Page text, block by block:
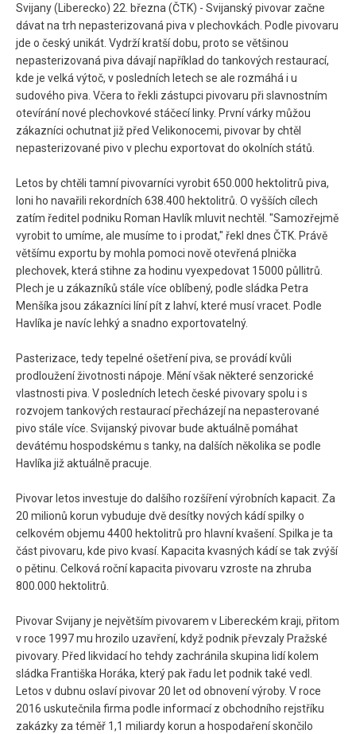
Svijany (Liberecko) 22. března (ČTK) - Svijanský pivovar začne
dávat na trh nepasterizovaná piva v plechovkách. Podle pivovaru
jde o český unikát. Vydrží kratší dobu, proto se většinou
nepasterizovaná piva dávají například do tankových restaurací,
kde je velká výtoč, v posledních letech se ale rozmáhá i u
sudového piva. Včera to řekli zástupci pivovaru při slavnostním
otevírání nové plechovkové stáčecí linky. První várky můžou
zákazníci ochutnat již před Velikonocemi, pivovar by chtěl
nepasterizované pivo v plechu exportovat do okolních států.
Letos by chtěli tamní pivovarníci vyrobit 650.000 hektolitrů piva,
loni ho navařili rekordních 638.400 hektolitrů. O vyšších cílech
zatím ředitel podniku Roman Havlík mluvit nechtěl. "Samozřejmě
vyrobit to umíme, ale musíme to i prodat," řekl dnes ČTK. Právě
většímu exportu by mohla pomoci nově otevřená plnička
plechovek, která stihne za hodinu vyexpedovat 15000 půllitrů.
Plech je u zákazníků stále více oblíbený, podle sládka Petra
Menšíka jsou zákazníci líní pít z lahví, které musí vracet. Podle
Havlíka je navíc lehký a snadno exportovatelný.
Pasterizace, tedy tepelné ošetření piva, se provádí kvůli
prodloužení životnosti nápoje. Mění však některé senzorické
vlastnosti piva. V posledních letech české pivovary spolu i s
rozvojem tankových restaurací přecházejí na nepasterované
pivo stále více. Svijanský pivovar bude aktuálně pomáhat
devátému hospodskému s tanky, na dalších několika se podle
Havlíka již aktuálně pracuje.
Pivovar letos investuje do dalšího rozšíření výrobních kapacit. Za
20 milionů korun vybuduje dvě desítky nových kádí spilky o
celkovém objemu 4400 hektolitrů pro hlavní kvašení. Spilka je ta
část pivovaru, kde pivo kvasí. Kapacita kvasných kádí se tak zvýší
o pětinu. Celková roční kapacita pivovaru vzroste na zhruba
800.000 hektolitrů.
Pivovar Svijany je největším pivovarem v Libereckém kraji, přitom
v roce 1997 mu hrozilo uzavření, když podnik převzaly Pražské
pivovary. Před likvidací ho tehdy zachránila skupina lidí kolem
sládka Františka Horáka, který pak řadu let podnik také vedl.
Letos v dubnu oslaví pivovar 20 let od obnovení výroby. V roce
2016 uskutečnila firma podle informací z obchodního rejstříku
zakázky za téměř 1,1 miliardy korun a hospodaření skončilo